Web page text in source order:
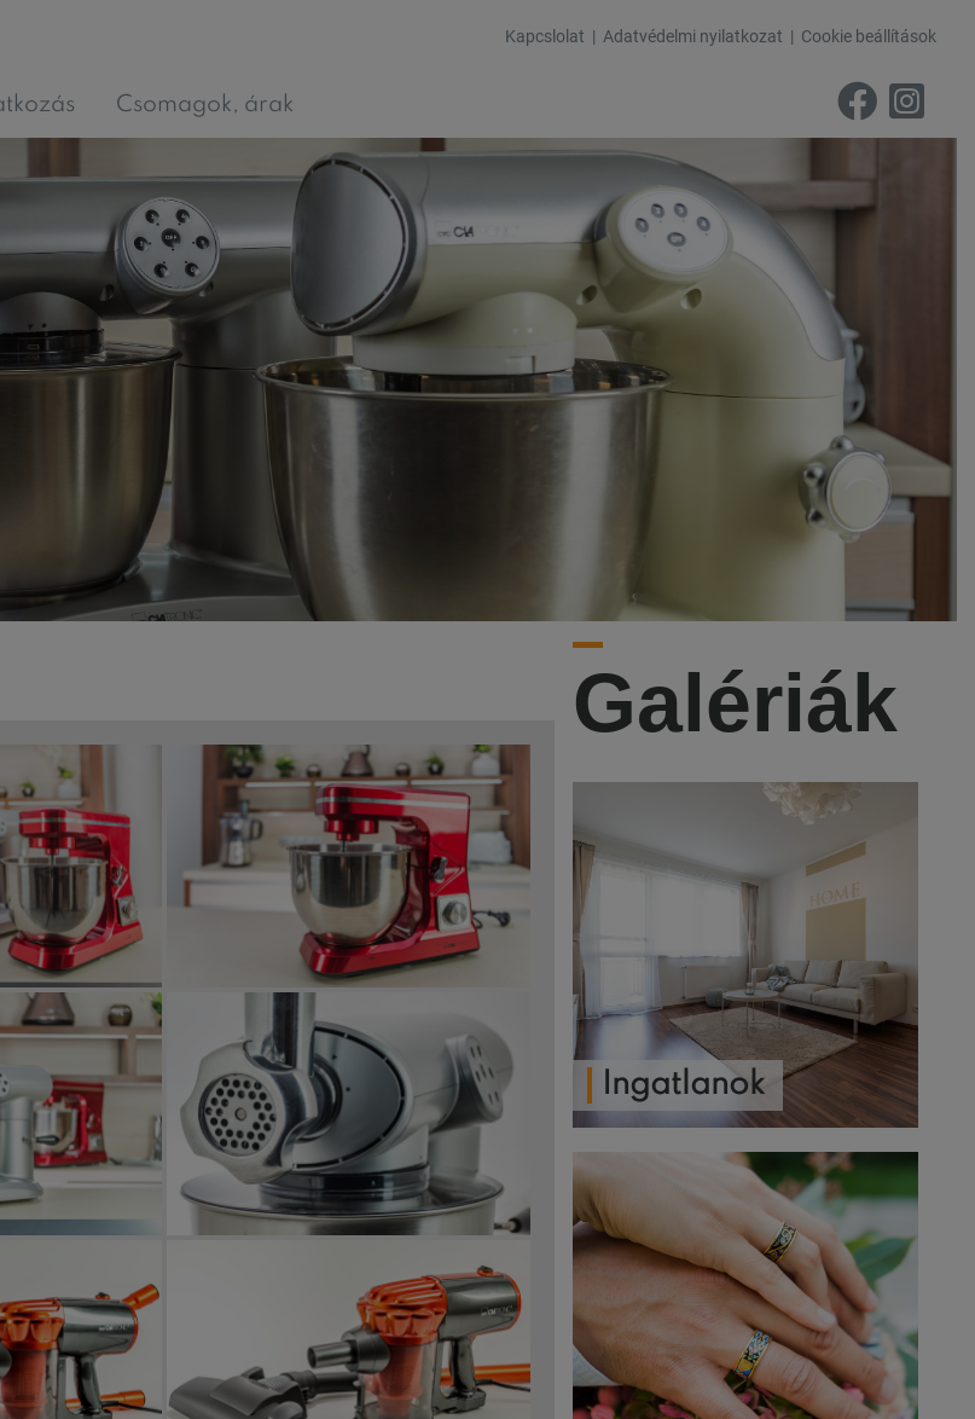
Kapcslolat Adatvédelmi nyilatkozat Cookie beállítások
Csomagok, árak
Galériák
Ingatlanok